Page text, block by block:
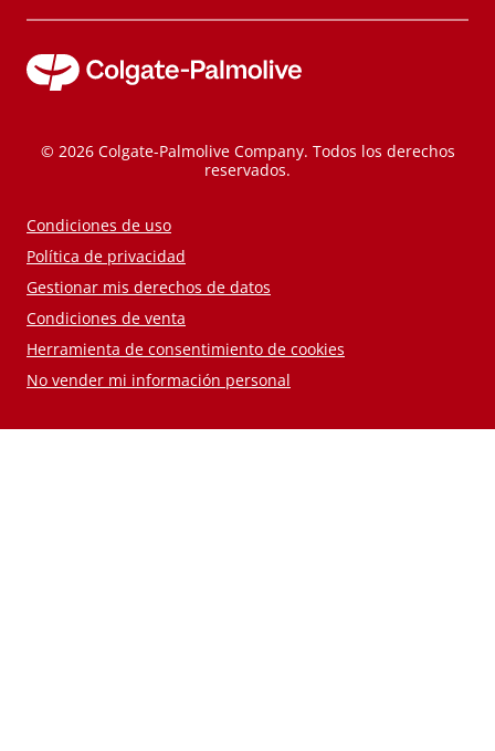
© 2026 Colgate-Palmolive Company. Todos los derechos
reservados.
Condiciones de uso
Política de privacidad
Gestionar mis derechos de datos
Condiciones de venta
Herramienta de consentimiento de cookies
No vender mi información personal